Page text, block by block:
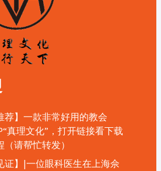
荐】一款非常好用的教会
真理文化”，打开链接看下载
（请帮忙转发）
证】|一位眼科医生在上海佘